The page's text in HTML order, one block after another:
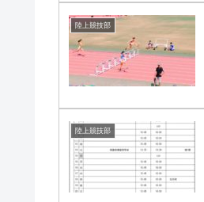
陸上競技部
陸上競技部